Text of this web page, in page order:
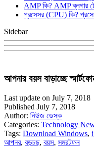
AMP কি? AMP ব্লগার
প্রসেসর (CPU) কি?
Sidebar
আপনার বয়স বাড়াচ্ছে
Last update on July 7, 2018
Published July 7, 2018
Author: নিউজ ডেস্ক
Categories: Technology
Tags: Download Windows,
আপনর, বড়চছ, বয়স, সমরটফন